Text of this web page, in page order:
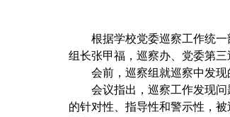
根据学校党委巡察工作统一
组长张甲福，巡察办、 党委第三
会前，巡察组就巡察中发现
会议指出， 巡察工作发现
的针对性、指导性和警示性，